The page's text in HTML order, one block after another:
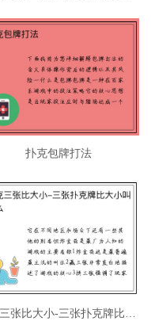
扑克包牌打法
扑克三张比大小-三张扑克牌比大小叫什么